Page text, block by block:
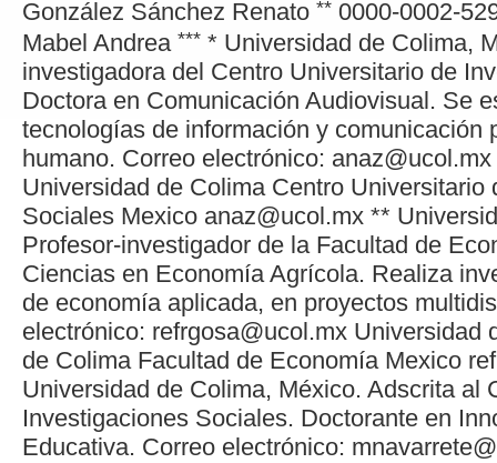
González Sánchez Renato ** 0000-0002-
Mabel Andrea *** * Universidad de Colima,
investigadora del Centro Universitario de
Doctora en Comunicación Audiovisual. Se
tecnologías de información y comunicación
humano. Correo electrónico: anaz@ucol.mx
Universidad de Colima Centro Universitario
Sociales Mexico anaz@ucol.mx **
Profesor-investigador de la Facultad de
Ciencias en Economía Agrícola. Realiza
de economía aplicada, en proyectos
electrónico: refrgosa@ucol.mx Universidad
de Colima Facultad de Economía Mexico
Universidad de Colima, México. Adscrita al
Investigaciones Sociales. Doctorante en
Educativa. Correo electrónico: